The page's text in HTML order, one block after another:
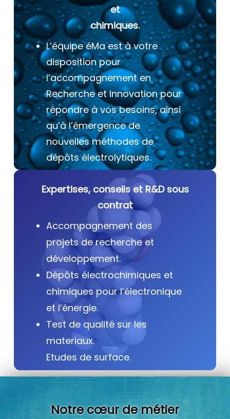
et
chimiques.
L’équipe éMa est à votre
disposition pour
l’accompagnement en
Recherche et Innovation pour
répondre à vos besoins, ainsi
qu’à l’émergence de
nouvelles méthodes de
dépôts électrolytiques.
Expertises, conseils et R&D sous
contrat
Accompagnement des
projets de recherche et
développement.
Dépôts électrochimiques et
chimiques pour l’électronique
et l’énergie.
Test de qualité sur les
materiaux.
Etudes de surface.
Notre cœur de métier